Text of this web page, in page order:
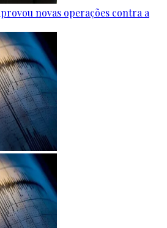
novas operações contra a